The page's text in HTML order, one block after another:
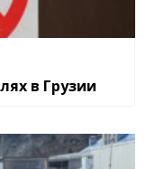
в Грузии